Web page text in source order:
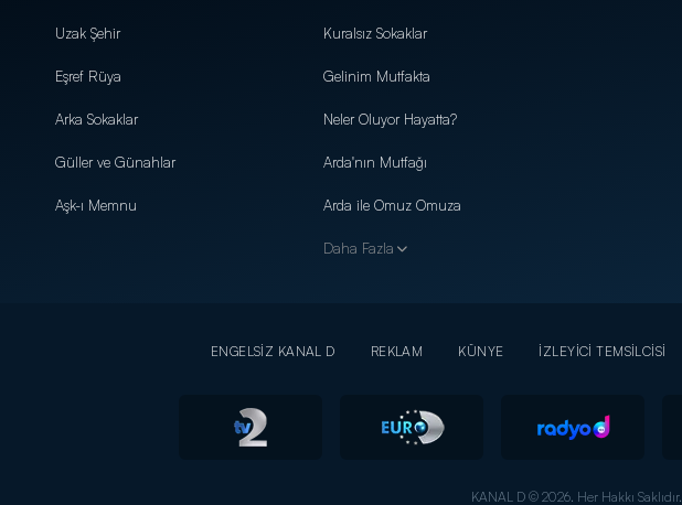
Uzak Şehir
Eşref Rüya
Arka Sokaklar
Güller ve Günahlar
Aşk-ı Memnu
Kuralsız Sokaklar
Gelinim Mutfakta
Neler Oluyor Hayatta?
Arda'nın Mutfağı
Arda ile Omuz Omuza
Daha Fazla
ENGELSİZ KANAL D REKLAM KÜNYE İZLEYİCİ TEMSİLCİSİ
KANAL D © 2026. Her Hakkı Saklıdır.